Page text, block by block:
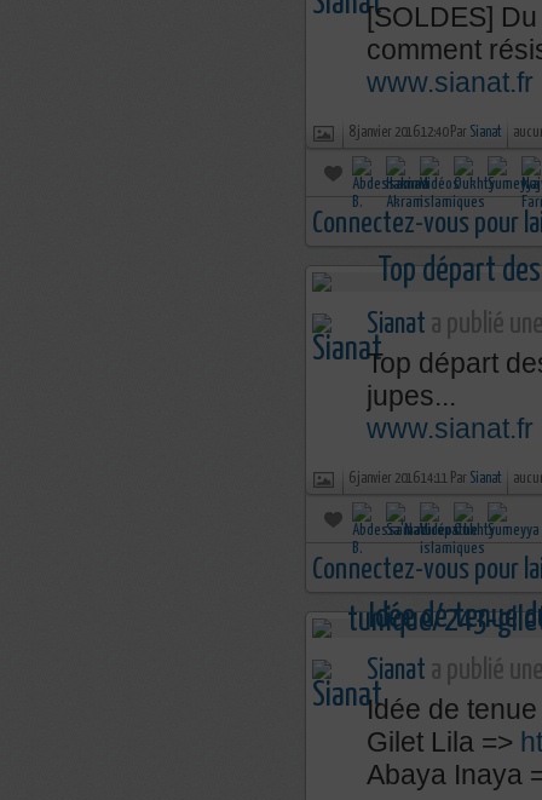
[SOLDES]
comment
www.sianat.fr
8 janvier 2016 12:40 Par Sianat
Connectez-vous pour
Sianat a publié
Top départ
jupes...
www.sianat.fr
6 janvier 2016 14:11 Par Sianat
Connectez-vous pour
Sianat a publié
Idée de
Gilet Lila =>
Abaya Inaya